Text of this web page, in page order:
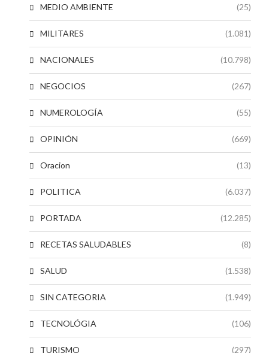
MEDIO AMBIENTE (25)
MILITARES (1.081)
NACIONALES (10.798)
NEGOCIOS (267)
NUMEROLOGÍA (55)
OPINIÓN (669)
Oracion (13)
POLITICA (6.037)
PORTADA (12.285)
RECETAS SALUDABLES (8)
SALUD (1.538)
SIN CATEGORIA (1.949)
TECNOLÓGIA (106)
TURISMO (297)